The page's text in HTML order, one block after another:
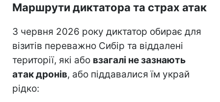
Маршрути диктатора та страх атак
З червня 2026 року диктатор обирає для
візитів переважно Сибір та віддалені
території, які або взагалі не зазнають
атак дронів, або піддавалися їм украй
рідко: